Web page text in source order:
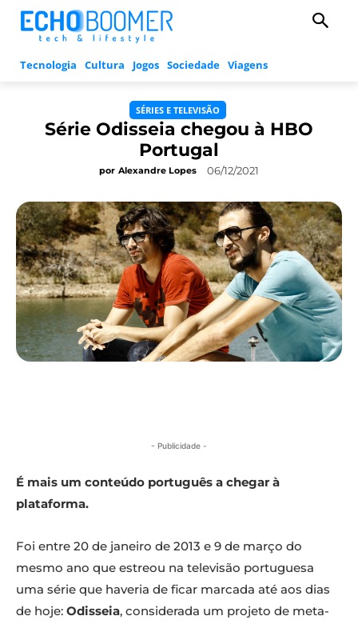
Tecnologia Cultura Jogos Sociedade Viagens
SÉRIES E TELEVISÃO
Série Odisseia chegou à HBO
Portugal
por Alexandre Lopes 06/12/2021
- Publicidade -
É mais um conteúdo português a chegar à
plataforma.
Foi entre 20 de janeiro de 2013 e 9 de março do
mesmo ano que estreou na televisão portuguesa
uma série que haveria de ficar marcada até aos dias
de hoje: Odisseia, considerada um projeto de meta-